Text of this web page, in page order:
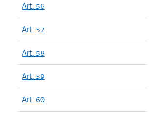
Art. 56
Art. 57
Art. 58
Art. 59
Art. 60